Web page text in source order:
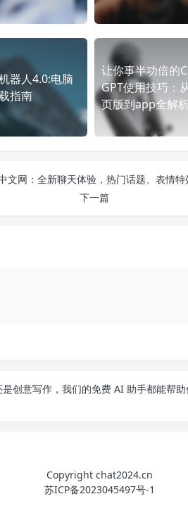
器人4.0:电脑
指南
让你事半功倍的
GPT使用技巧：
页版到app全解析
下一篇
创意写作，我们的免费 AI 助手都能帮
Copyright chat2024.cn
苏ICP备2023045497号-1